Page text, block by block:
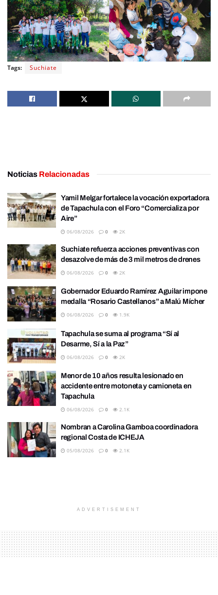
Tags: Suchiate
Noticias Relacionadas
Yamil Melgar fortalece la vocación exportadora
de Tapachula con el Foro “Comercializa por
Aire”
06/08/2026 0 2K
Suchiate refuerza acciones preventivas con
desazolve de más de 3 mil metros de drenes
06/08/2026 0 2K
Gobernador Eduardo Ramírez Aguilar impone
medalla “Rosario Castellanos” a Malú Mícher
06/08/2026 0 1.9K
Tapachula se suma al programa “Sí al
Desarme, Sí a la Paz”
06/08/2026 0 2K
Menor de 10 años resulta lesionado en
accidente entre motoneta y camioneta en
Tapachula
06/08/2026 0 2.1K
Nombran a Carolina Gamboa coordinadora
regional Costa de ICHEJA
05/08/2026 0 2.1K
ADVERTISEMENT